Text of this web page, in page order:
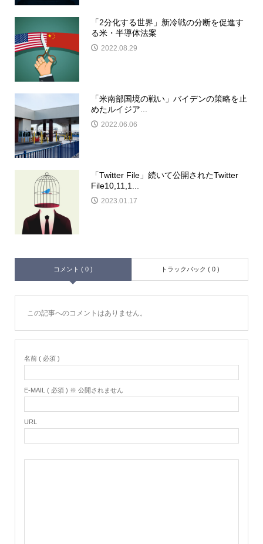
「2分化する世界」新冷戦の分断を促進す
る米・半導体法案
2022.08.29
「米南部国境の戦い」バイデンの策略を止
めたルイジア...
2022.06.06
「Twitter File」続いて公開されたTwitter
File10,11,1...
2023.01.17
コメント ( 0 ) トラックバック ( 0 )
この記事へのコメントはありません。
名前 ( 必須 )
E-MAIL ( 必須 ) ※ 公開されません
URL